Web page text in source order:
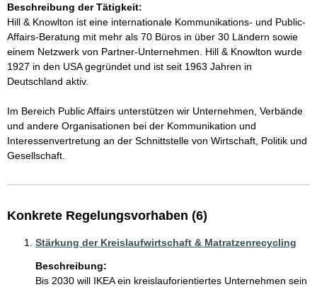
Beschreibung der Tätigkeit:
Hill & Knowlton ist eine internationale Kommunikations- und Public-
Affairs-Beratung mit mehr als 70 Büros in über 30 Ländern sowie
einem Netzwerk von Partner-Unternehmen. Hill & Knowlton wurde
1927 in den USA gegründet und ist seit 1963 Jahren in
Deutschland aktiv.
Im Bereich Public Affairs unterstützen wir Unternehmen, Verbände
und andere Organisationen bei der Kommunikation und
Interessenvertretung an der Schnittstelle von Wirtschaft, Politik und
Konkrete Regelungsvorhaben (6)
Stärkung der Kreislaufwirtschaft & Matratzenrecycling
Beschreibung:
Bis 2030 will IKEA ein kreislauforientiertes Unternehmen sein